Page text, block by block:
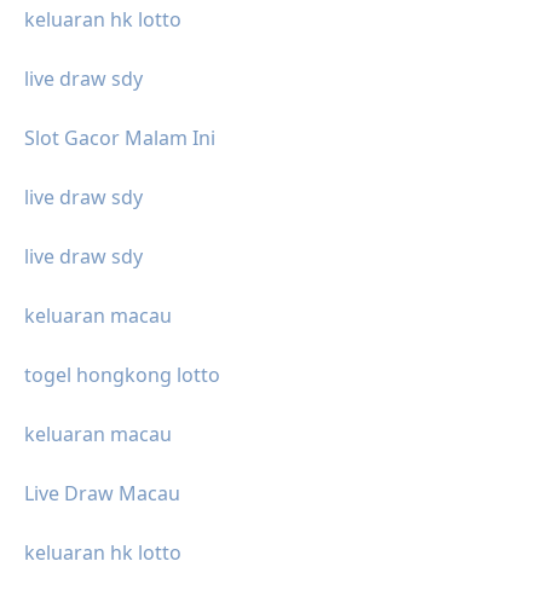
keluaran hk lotto
live draw sdy
Slot Gacor Malam Ini
live draw sdy
live draw sdy
keluaran macau
togel hongkong lotto
keluaran macau
Live Draw Macau
keluaran hk lotto